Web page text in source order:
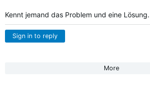
Kennt jemand das Problem und eine Lösung.
Sign in to reply
More